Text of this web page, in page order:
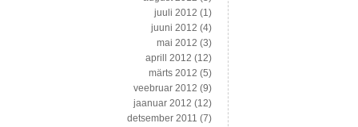
juuli 2012 (1)
juuni 2012 (4)
mai 2012 (3)
aprill 2012 (12)
märts 2012 (5)
veebruar 2012 (9)
jaanuar 2012 (12)
detsember 2011 (7)